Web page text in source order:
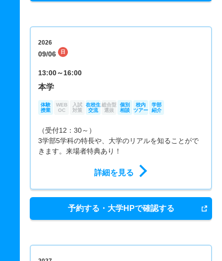
2026
09/06 日
13:00～16:00
本学
体験
授業
WEB
OC
入試
対策
在校生
交流
総合型
選抜
個別
相談
校内
ツアー
学部
紹介
（受付12：30～）
3学部5学科の特長や、大学のリアルを知ることがで
きます。来場者特典あり！
詳細を見る
予約する・大学HPで確認する